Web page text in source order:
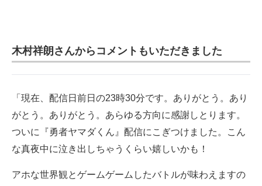
木村祥朗さんからコメントもいただきました
「現在、配信日前日の23時30分です。ありがとう。あり
がとう。ありがとう。あらゆる方向に感謝しとります。
ついに『勇者ヤマダくん』配信にこぎつけました。こん
な真夜中に泣き出しちゃうくらい嬉しいかも！
アホな世界観とゲームゲームしたバトルが味わえますの